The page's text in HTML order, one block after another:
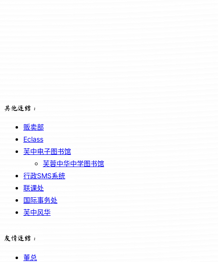
其他连结：
贩卖部
Eclass
芙中电子图书馆
芙蓉中华中学图书馆
行政SMS系统
联课处
国际事务处
芙中风华
友情连结：
董总